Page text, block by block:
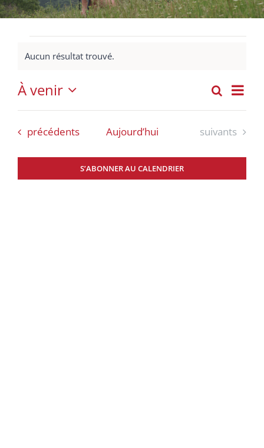
Notice
Aucun résultat trouvé.
de
vues
de
Liste
À venir
Sélectionnez
date.
Évènements
précédents Aujourd’hui Évènements
suivants
S’ABONNER AU CALENDRIER